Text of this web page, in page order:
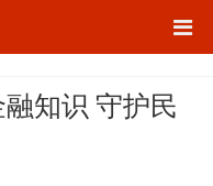
知识 守护民